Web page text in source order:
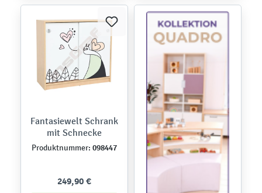
Fantasiewelt Schrank
mit Schnecke
Produktnummer: 098447
249,90 €